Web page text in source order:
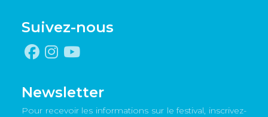
Suivez-nous
Newsletter
Pour recevoir les informations sur le festival, inscrivez-